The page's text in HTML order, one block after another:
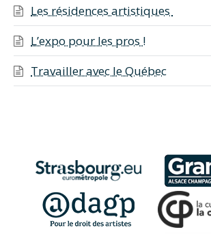
Les résidences artistiques
L’expo pour les pros !
Travailler avec le Québec